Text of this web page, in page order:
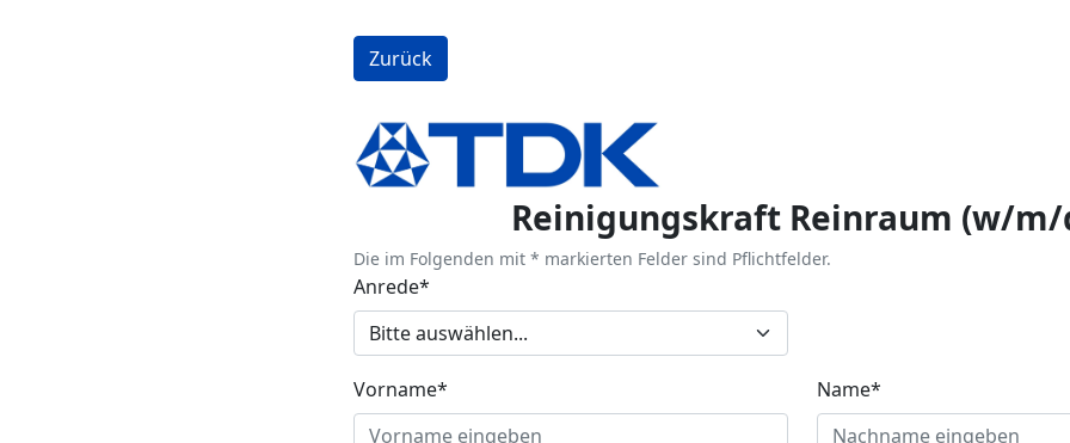
Zurück
Reinigungskraft Reinraum (w/m/
Die im Folgenden mit * markierten Felder sind Pflichtfelder.
Anrede*
Vorname* Name*